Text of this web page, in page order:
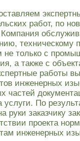
работ, по
техническому
не только с
а также с
работы
инженерных
частей
услуги. По
руки заказчику
проекта
инженерных